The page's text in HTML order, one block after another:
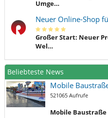
Umge…
Neuer Online-Shop
Großer Start: Neuer
Wel…
Beliebteste News
Mobile
521065 Aufrufe
Mobile